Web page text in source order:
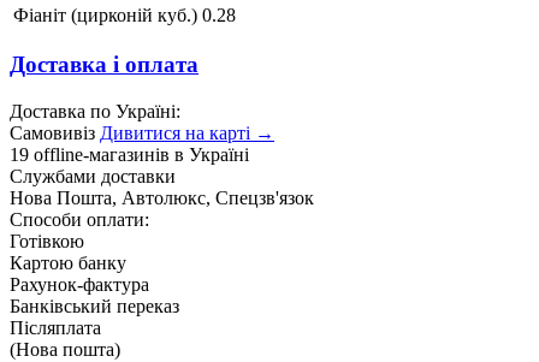
Фіаніт (цирконій куб.) 0.28
Доставка і оплата
Доставка по Україні:
Самовивіз Дивитися на карті →
19 offline-магазинів в Україні
Службами доставки
Нова Пошта, Автолюкс, Спецзв'язок
Способи оплати:
Готівкою
Картою банку
Рахунок-фактура
Банківський переказ
Післяплата
(Нова пошта)